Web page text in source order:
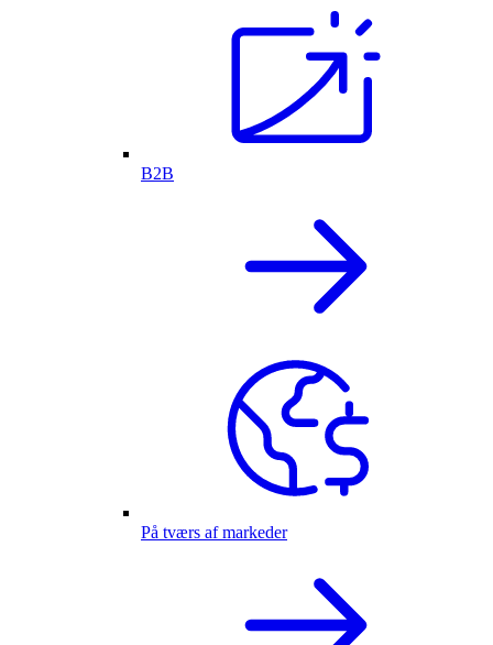
B2B
På tværs af markeder